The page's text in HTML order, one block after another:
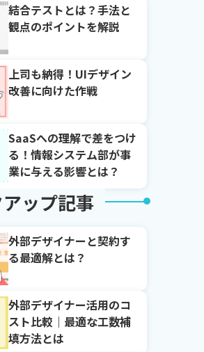
結合テストとは？手法と
観点のポイントを解説
上司も納得！UIデザイン
改善に向けた作戦
SaaSへの理解で差をつけ
る！情報システム部が事
業に与える影響とは？
ップ記事
外部デザイナーと契約す
る最適解とは？
外部デザイナー活用のコ
スト比較｜最適な工数補
填方法とは